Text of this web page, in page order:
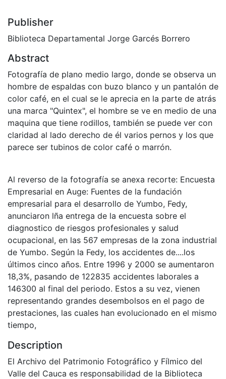
Publisher
Biblioteca Departamental Jorge Garcés Borrero
Abstract
Fotografía de plano medio largo, donde se observa un
hombre de espaldas con buzo blanco y un pantalón de
color café, en el cual se le aprecia en la parte de atrás
una marca "Quintex", el hombre se ve en medio de una
maquina que tiene rodillos, también se puede ver con
claridad al lado derecho de él varios pernos y los que
parece ser tubinos de color café o marrón.
Al reverso de la fotografía se anexa recorte: Encuesta
Empresarial en Auge: Fuentes de la fundación
empresarial para el desarrollo de Yumbo, Fedy,
anunciaron lña entrega de la encuesta sobre el
diagnostico de riesgos profesionales y salud
ocupacional, en las 567 empresas de la zona industrial
de Yumbo. Según la Fedy, los accidentes de....los
últimos cinco años. Entre 1996 y 2000 se aumentaron
18,3%, pasando de 122835 accidentes laborales a
146300 al final del periodo. Estos a su vez, vienen
representando grandes desembolsos en el pago de
prestaciones, las cuales han evolucionado en el mismo
tiempo,
Description
El Archivo del Patrimonio Fotográfico y Fílmico del
Valle del Cauca es responsabilidad de la Biblioteca